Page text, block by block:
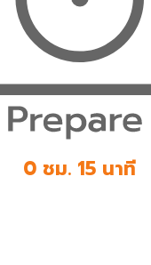
0 ชม. 15 นาที